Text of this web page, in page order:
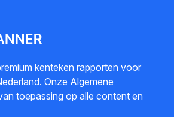
kenteken rapporten voor
Onze Algemene
toepassing op alle content en